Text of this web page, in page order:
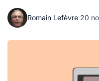
Romain Lefèvre·20